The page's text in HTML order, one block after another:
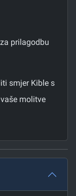
prilagodbu
smjer Kible s
molitve